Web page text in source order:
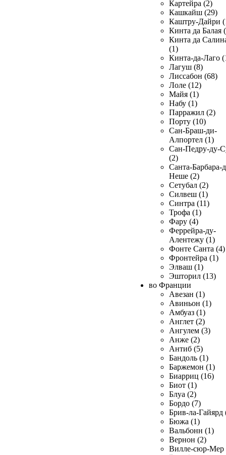
Картейра (2)
Кашкайш (29)
Каштру-Дайри
Кинта да Балая
Кинта да
(1)
Кинта-да-Лаго
Лагуш (8)
Лиссабон (68)
Лоле (12)
Майя (1)
Набу (1)
Парражил (2)
Порту (10)
Сан-Браш-ди-
Алпортел (1)
Сан-Педру-ду-
(2)
Санта-Барбара-
Неше (2)
Сетубал (2)
Силвеш (1)
Синтра (11)
Трофа (1)
Фару (4)
Феррейра-ду-
Алентежу (1)
Фонте Санта (4)
Фронтейра (1)
Элваш (1)
Эшторил (13)
во Франции
Авезан (1)
Авиньон (1)
Амбуаз (1)
Англет (2)
Ангулем (3)
Анже (2)
Антиб (5)
Бандоль (1)
Баржемон (1)
Биарриц (16)
Биот (1)
Блуа (2)
Бордо (7)
Брив-ла-Гайярд
Бюжа (1)
Вальбонн (1)
Вернон (2)
Вилле-сюр-Мер